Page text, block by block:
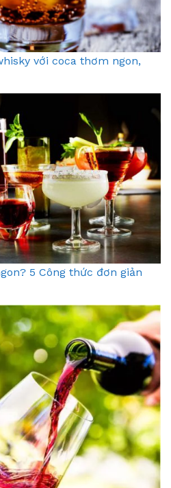
với coca thơm ngon,
5 Công thức đơn giản